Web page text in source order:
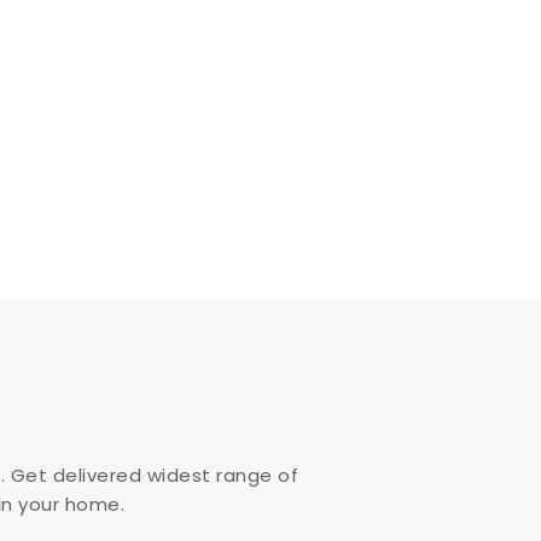
Get delivered widest range of
your home.